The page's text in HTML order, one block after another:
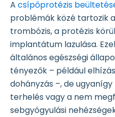
A csípőprotézis
problémák közé tartozik
trombózis, a protézis
implantátum lazulása.
általános egészségi
tényezők – például
dohányzás –, de
terhelés vagy a nem
sebgyógyulási